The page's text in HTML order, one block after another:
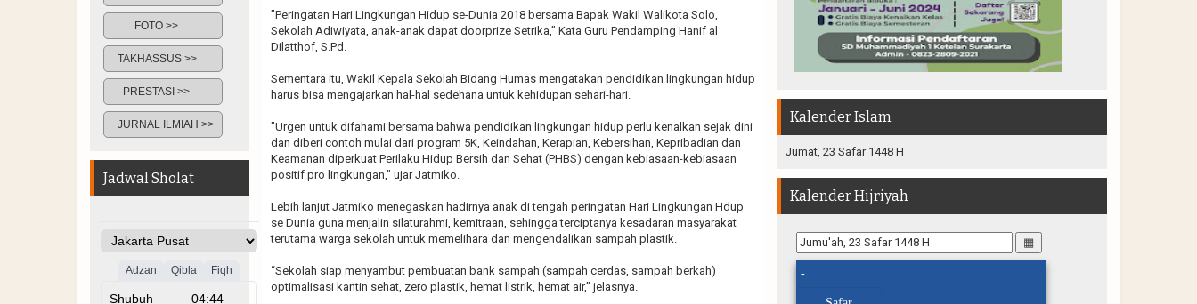
”Peringatan Hari Lingkungan Hidup se-Dunia 2018 bersama Bapak Wakil Walikota Solo,
Sekolah Adiwiyata, anak-anak dapat doorprize Setrika,” Kata Guru Pendamping Hanif al
Dilatthof, S.Pd.
Sementara itu, Wakil Kepala Sekolah Bidang Humas mengatakan pendidikan lingkungan hidup
harus bisa mengajarkan hal-hal sedehana untuk kehidupan sehari-hari.
"Urgen untuk difahami bersama bahwa pendidikan lingkungan hidup perlu kenalkan sejak dini
dan diberi contoh mulai dari program 5K, Keindahan, Kerapian, Kebersihan, Kepribadian dan
Keamanan diperkuat Perilaku Hidup Bersih dan Sehat (PHBS) dengan kebiasaan-kebiasaan
positif pro lingkungan," ujar Jatmiko.
Lebih lanjut Jatmiko menegaskan hadirnya anak di tengah peringatan Hari Lingkungan Hdup
se Dunia guna menjalin silaturahmi, kemitraan, sehingga terciptanya kesadaran masyarakat
terutama warga sekolah untuk memelihara dan mengendalikan sampah plastik.
“Sekolah siap menyambut pembuatan bank sampah (sampah cerdas, sampah berkah)
optimalisasi kantin sehat, zero plastik, hemat listrik, hemat air,” jelasnya.
FOTO >>
TAKHASSUS >>
PRESTASI >>
JURNAL ILMIAH >>
Jadwal Sholat
Kalender Islam
Jumat, 23 Safar 1448 H
Kalender Hijriyah
▦
-